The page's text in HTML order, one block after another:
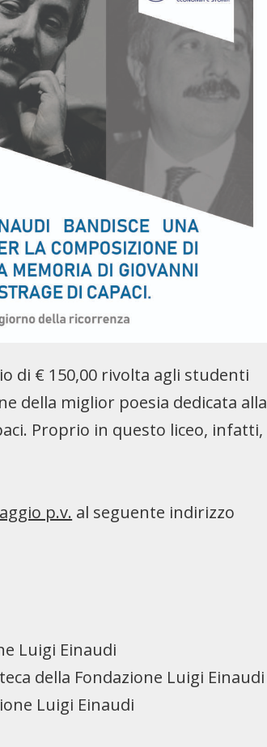
di € 150,00 rivolta agli studenti
della miglior poesia dedicata alla
Proprio in questo liceo, infatti,
p.v. al seguente indirizzo
Luigi Einaudi
della Fondazione Luigi Einaudi
Luigi Einaudi